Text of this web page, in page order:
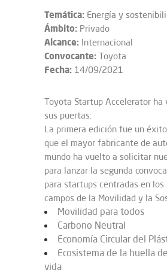
Temática: Energía y
Ámbito: Privado
Alcance: Internacional
Convocante: Toyota
Fecha: 14/09/2021
Toyota Startup Accelerator ha
sus puertas:
La primera edición fue un
que el mayor fabricante de
mundo ha vuelto a solicitar
para lanzar la segunda
para startups centradas en los
campos de la Movilidad y la
Movilidad para todos
Carbono Neutral
Economía Circular del
Ecosistema de la huella
vida